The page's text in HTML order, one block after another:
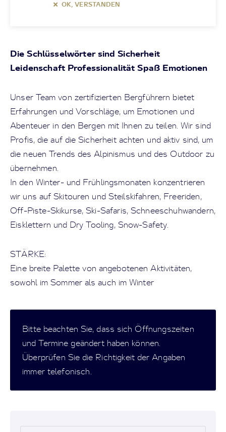
OK, VERSTANDEN
Die Schlüsselwörter sind Sicherheit
Leidenschaft Professionalität Spaß Emotionen
Unser Team von zertifizierten Bergführern bietet
Erfahrungen und Vorschläge, um Emotionen und
Abenteuer in den Bergen mit Ihnen zu teilen. Wir sind
Profis, die auf die Sicherheit achten und aktiv sind, um
die neuen Trends des Alpinismus und des Outdoor zu
übernehmen.
In den Winter- und Frühlingsmonaten konzentrieren
wir uns auf Skitouren und Steilskifahren, Freeriden,
Off-Piste-Skikurse, Ski-Safaris, Schneeschuhwandern,
Eisklettern und Dry Tooling, Snow-Safety.
STÄRKE:
Eine breite Palette von angebotenen Aktivitäten,
sowohl im Sommer als auch im Winter
Bitte beachten Sie, dass sich Öffnungszeiten
und Termine geändert haben können.
Überprüfen Sie die Richtigkeit der Angaben
immer telefonisch.